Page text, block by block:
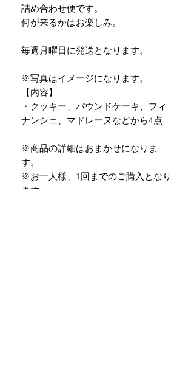
詰め合わせ便です。
何が来るかはお楽しみ。
毎週月曜日に発送となります。
※写真はイメージになります。
【内容】
・クッキー、パウンドケーキ、フィ
ナンシェ、マドレーヌなどから4点
※商品の詳細はおまかせになりま
す。
※お一人様、1回までのご購入となり
ます